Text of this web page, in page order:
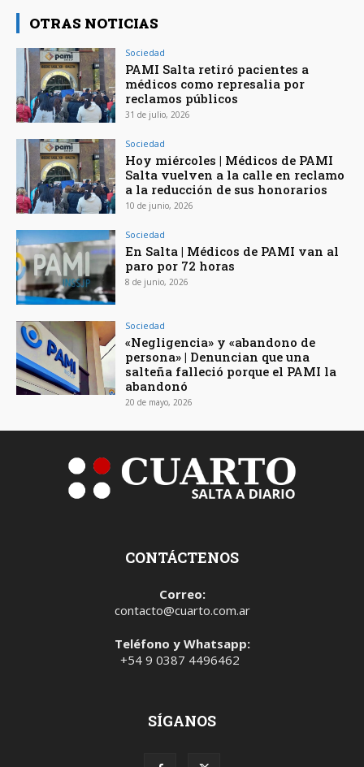
OTRAS NOTICIAS
Sociedad
PAMI Salta retiró pacientes a
médicos como represalia por
reclamos públicos
31 de julio, 2026
Sociedad
Hoy miércoles | Médicos de PAMI
Salta vuelven a la calle en reclamo
a la reducción de sus honorarios
10 de junio, 2026
Sociedad
En Salta | Médicos de PAMI van al
paro por 72 horas
8 de junio, 2026
Sociedad
«Negligencia» y «abandono de
persona» | Denuncian que una
salteña falleció porque el PAMI la
abandonó
20 de mayo, 2026
CONTÁCTENOS
Correo:
contacto@cuarto.com.ar
Teléfono y Whatsapp:
+54 9 0387 4496462
SÍGANOS